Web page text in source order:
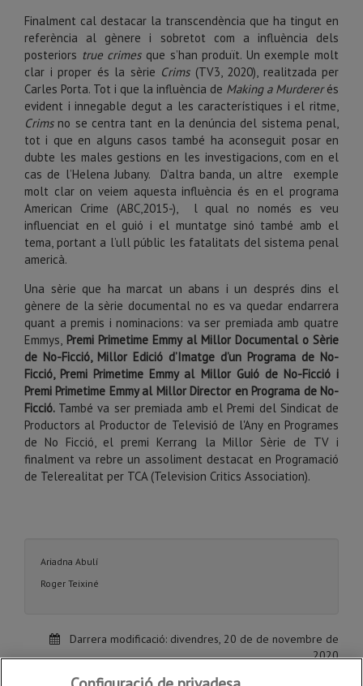
Finalment cal destacar la transcendència que ha tingut en
referència al gènere i sobretot com a influència dels
posteriors true crimesque s’han produït. Un exemple molt
clar i proper és la sèrie Crims(TV3, 2020), realitzada per
Carles Porta. Tot i que la influència de Making a Murdererés
evident i innegable degut a les característiques i el ritme,
Crimsno se centra tant en la denúncia del sistema penal,
tot i que en alguns casos també ha aconseguit posar en
dubte les males gestions en les investigacions, com en el
cas de l’Helena Jubany. D’altra banda, un altre exemple
molt clar on veiem aquesta influència és en el programa
American Crime (ABC,2015-), l qual no només es veu
influenciat en el guió i el muntatge sinó també amb el
tema, portant a l’ull públic les fatalitats del sistema penal
americà.
Una sèrie que ha marcat un abans i un després dins el
gènere de la sèrie documental no es va quedar endarrera
quant a premis i nominacions: va ser premiada amb quatre
Emmys, Premi Primetime Emmy al Millor Documental o Sèrie
de No-Ficció, Millor Edició d’Imatge d’un Programa de No-
Ficció, Premi Primetime Emmy al Millor Guió de No-Ficció i
Premi Primetime Emmy al Millor Director en Programa de No-
Ficció. També va ser premiada amb el Premi del Sindicat de
Productors al Productor de Televisió de l'Any en Programes
de No Ficció, el premi Kerrang la Millor Sèrie de TV i
finalment va rebre un assoliment destacat en Programació
de Telerealitat per TCA (Television Critics Association).
Ariadna Abulí
Roger Teixiné
Darrera modificació: divendres, 20 de de novembre de
2020